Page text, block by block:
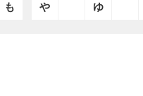
も や ゆ